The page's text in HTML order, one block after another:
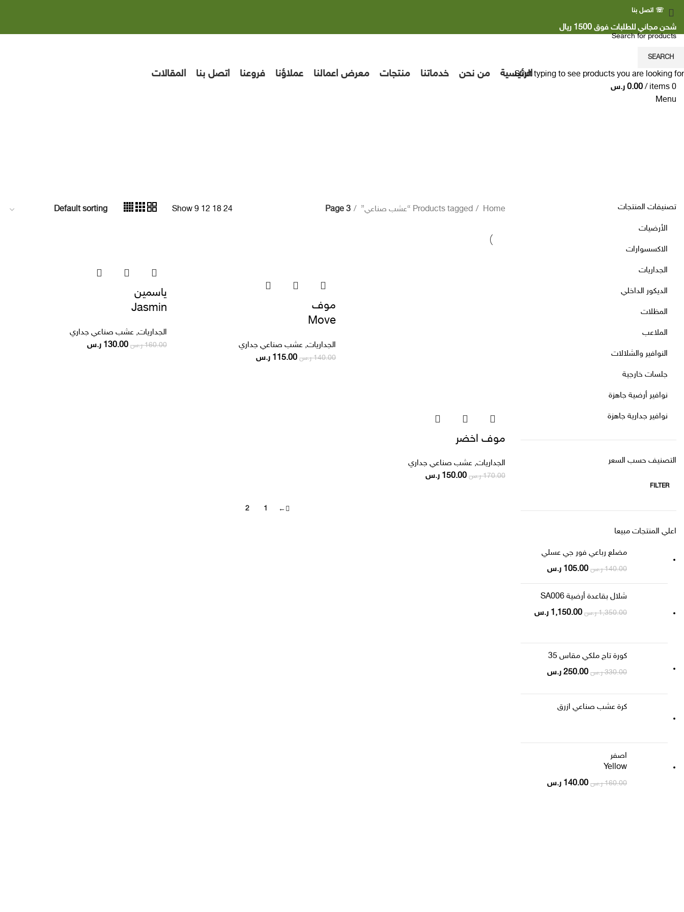
☏ اتصل بنا
شحن مجاني للطلبات فوق 1500 ريال
الرئيسية من نحن خدماتنا منتجات معرض اعمالنا عملاؤنا فروعنا اتصل بنا المقالات
0
items
/
0.00 ر.س
Menu
تصنيفات المنتجات
الأرضيات
الاكسسوارات
الجداريات
الديكور الداخلي
المظلات
الملاعب
النوافير والشلالات
جلسات خارجية
نوافير أرضية جاهزة
نوافير جدارية جاهزة
التصنيف حسب السعر
FILTER
اعلي المنتجات مبيعا
مضلع رباعي فور جي عسلي
140.00 ر.س 105.00 ر.س
شلال بقاعدة أرضية SA006
1,350.00 ر.س 1,150.00 ر.س
كورة تاج ملكي مقاس 35
330.00 ر.س 250.00 ر.س
كرة عشب صناعي ازرق
اصفر
Yellow
160.00 ر.س 140.00 ر.س
Home Products tagged “عشب صناعي” Page 3
Show 9 12 18 24
موف اخضر
الجداريات, عشب صناعي جداري
170.00 ر.س 150.00 ر.س
موف
Move
الجداريات, عشب صناعي جداري
140.00 ر.س 115.00 ر.س
ياسمين
Jasmin
الجداريات,عشب صناعي جداري
160.00 ر.س 130.00 ر.س
←
1
2
SEARCH
Start typing to see products you are looking for.